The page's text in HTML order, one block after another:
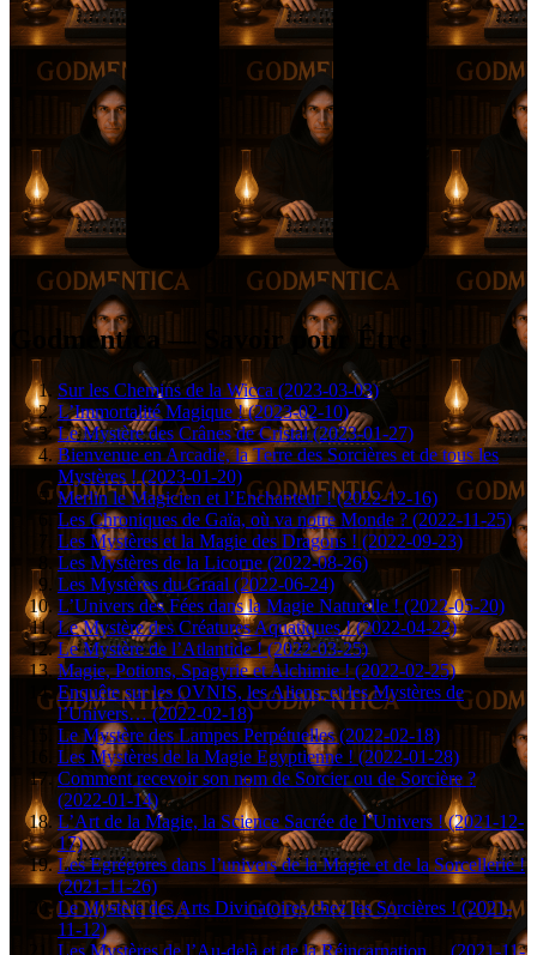
Godmentica — Savoir pour Être !
Sur les Chemins de la Wicca (2023-03-03)
L’Immortalité Magique ! (2023-02-10)
Le Mystère des Crânes de Cristal (2023-01-27)
Bienvenue en Arcadie, la Terre des Sorcières et de tous les
Mystères ! (2023-01-20)
Merlin le Magicien et l’Enchanteur ! (2022-12-16)
Les Chroniques de Gaïa, où va notre Monde ? (2022-11-25)
Les Mystères et la Magie des Dragons ! (2022-09-23)
Les Mystères de la Licorne (2022-08-26)
Les Mystères du Graal (2022-06-24)
L’Univers des Fées dans la Magie Naturelle ! (2022-05-20)
Le Mystère des Créatures Aquatiques ! (2022-04-22)
Le Mystère de l’Atlantide ! (2022-03-25)
Magie, Potions, Spagyrie et Alchimie ! (2022-02-25)
Enquête sur les OVNIS, les Aliens, et les Mystères de
l’Univers… (2022-02-18)
Le Mystère des Lampes Perpétuelles (2022-02-18)
Les Mystères de la Magie Egyptienne ! (2022-01-28)
Comment recevoir son nom de Sorcier ou de Sorcière ?
(2022-01-14)
L’Art de la Magie, la Science Sacrée de l’Univers ! (2021-12-
17)
Les Egrégores dans l’univers de la Magie et de la Sorcellerie !
(2021-11-26)
Le Mystère des Arts Divinatoires chez les Sorcières ! (2021-
11-12)
Les Mystères de l’Au-delà et de la Réincarnation… (2021-11-